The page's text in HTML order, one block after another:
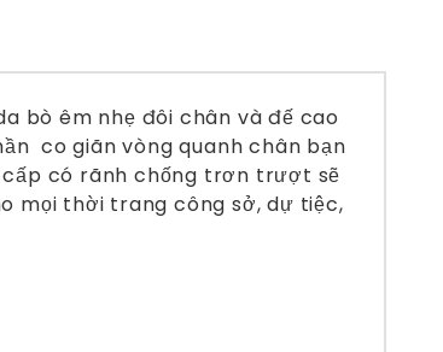
bò êm nhẹ đôi chân và đế cao
co giãn vòng quanh chân bạn
có rãnh chống trơn trượt sẽ
mọi thời trang công sở, dự tiệc,